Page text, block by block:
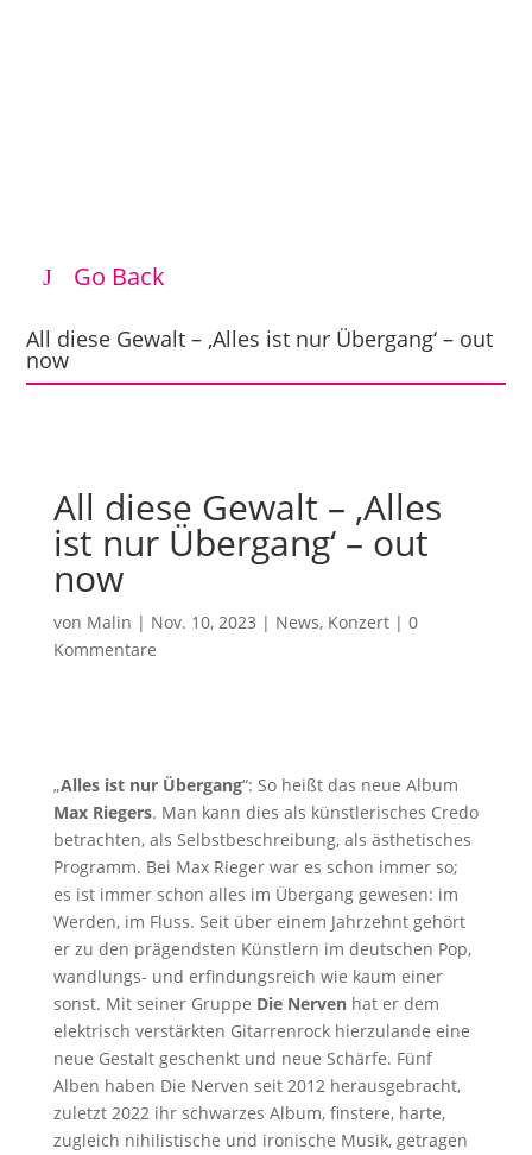
Go Back
All diese Gewalt – ‚Alles ist nur Übergang‘ – out
now
All diese Gewalt – ‚Alles
ist nur Übergang‘ – out
now
von Malin | Nov. 10, 2023 | News, Konzert| 0
Kommentare
„Alles ist nur Übergang“: So heißt das neue Album
Max Riegers. Man kann dies als künstlerisches Credo
betrachten, als Selbstbeschreibung, als ästhetisches
Programm. Bei Max Rieger war es schon immer so;
es ist immer schon alles im Übergang gewesen: im
Werden, im Fluss. Seit über einem Jahrzehnt gehört
er zu den prägendsten Künstlern im deutschen Pop,
wandlungs- und erfindungsreich wie kaum einer
sonst. Mit seiner Gruppe Die Nervenhat er dem
elektrisch verstärkten Gitarrenrock hierzulande eine
neue Gestalt geschenkt und neue Schärfe. Fünf
Alben haben Die Nerven seit 2012 herausgebracht,
zuletzt 2022 ihr schwarzes Album, finstere, harte,
zugleich nihilistische und ironische Musik, getragen